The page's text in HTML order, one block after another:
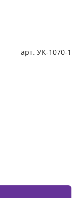
арт. УК-1070-1